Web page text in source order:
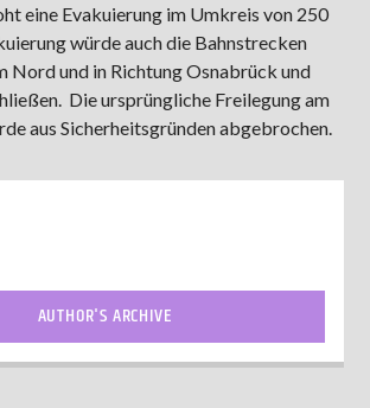
18:00
eine Evakuierung im Umkreis von 250
würde auch die Bahnstrecken
Nord und in Richtung Osnabrück und
Die ursprüngliche Freilegung am
aus Sicherheitsgründen abgebrochen.
AUTHOR'S ARCHIVE